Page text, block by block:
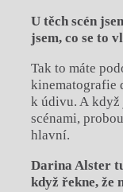
U těch scén
jsem, co se to
Tak to máte
kinematografie
k údivu. A když
scénami,
hlavní.
Darina Alster
když řekne, že